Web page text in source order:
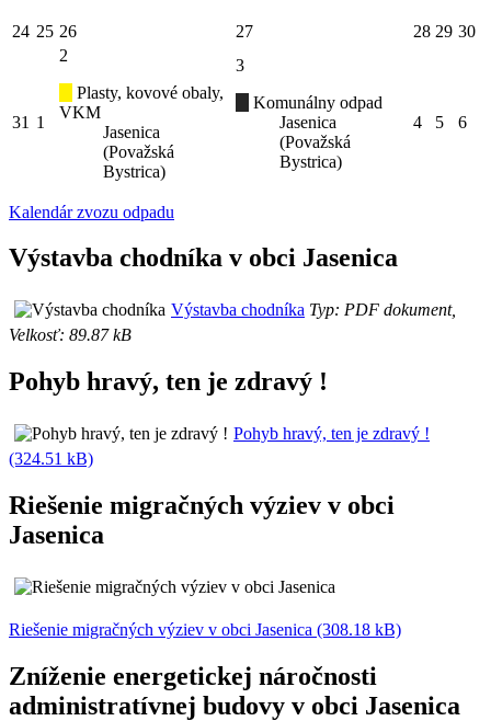
24 25 26 27 28 29 30
31 1
2
Plasty, kovové obaly,
VKM
Jasenica
(Považská
Bystrica)
3
Komunálny odpad
Jasenica
(Považská
Bystrica)
4 5 6
Kalendár zvozu odpadu
Výstavba chodníka v obci Jasenica
Výstavba chodníka Typ: PDF dokument,
Velkosť: 89.87 kB
Pohyb hravý, ten je zdravý !
Pohyb hravý, ten je zdravý !
(324.51 kB)
Riešenie migračných výziev v obci
Jasenica
Riešenie migračných výziev v obci Jasenica (308.18 kB)
Zníženie energetickej náročnosti
administratívnej budovy v obci Jasenica